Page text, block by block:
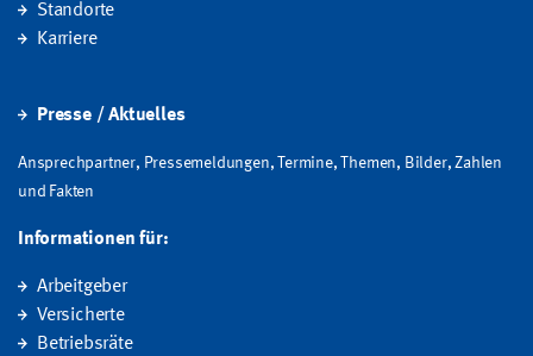
Standorte
Karriere
Presse / Aktuelles
Ansprechpartner, Pressemeldungen, Termine, Themen, Bilder, Zahlen
und Fakten
Informationen für:
Arbeitgeber
Versicherte
Betriebsräte